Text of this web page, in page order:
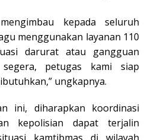
kepada seluruh
menggunakan layanan 110
darurat atau gangguan
segera, petugas kami siap
ungkapnya.
ini, diharapkan koordinasi
kepolisian dapat terjalin